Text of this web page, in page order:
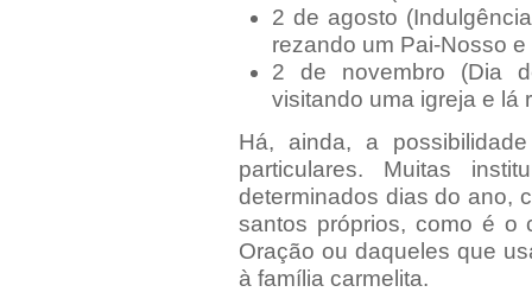
2 de agosto
rezando um Pai-Nosso
2 de novembro (Dia
visitando uma igreja e lá
Há, ainda, a
particulares. Muitas
determinados dias do ano,
santos próprios, como é o
Oração ou daqueles que
à família carmelita.